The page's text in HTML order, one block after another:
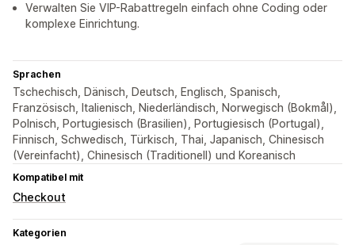
Verwalten Sie VIP-Rabattregeln einfach ohne Coding oder
komplexe Einrichtung.
Sprachen
Tschechisch, Dänisch, Deutsch, Englisch, Spanisch,
Französisch, Italienisch, Niederländisch, Norwegisch (Bokmål),
Polnisch, Portugiesisch (Brasilien), Portugiesisch (Portugal),
Finnisch, Schwedisch, Türkisch, Thai, Japanisch, Chinesisch
(Vereinfacht), Chinesisch (Traditionell) und Koreanisch
Kompatibel mit
Checkout
Kategorien